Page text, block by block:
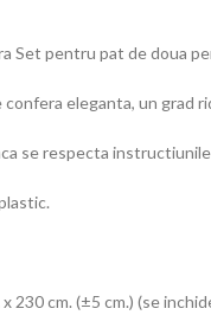
Set pentru pat de doua
confera eleganta, un
se respecta
230 cm. (±5 cm.) (se